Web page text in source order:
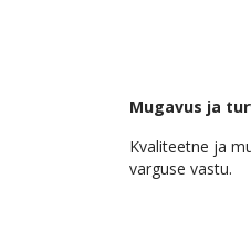
Mugavus ja
Kvaliteetne ja
varguse vastu.